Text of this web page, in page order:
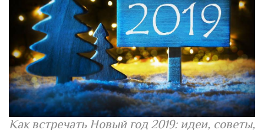
Как встречать Новый год 2019: идеи, советы,